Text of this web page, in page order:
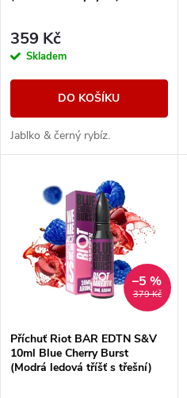
r
o
u
ů
r
o
d
u
359 Kč
Skladem
DO KOŠÍKU
Jablko & černý rybíz.
379 Kč
–5 %
Příchuť Riot BAR EDTN S&V
10ml Blue Cherry Burst
(Modrá ledová tříšť s třešní)